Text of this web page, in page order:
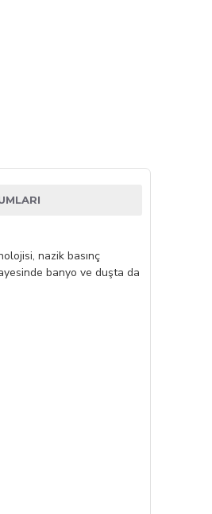
nazik basınç
banyo ve duşta da